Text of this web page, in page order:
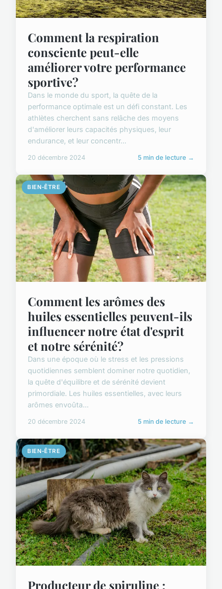
Comment la respiration
consciente peut-elle
améliorer votre performance
sportive?
Dans le monde du sport, la quête de la
performance optimale est un défi constant. Les
athlètes cherchent sans relâche des moyens
d'améliorer leurs capacités physiques, leur
endurance, et leur concentr...
20 décembre 2024 5 min de lecture →
BIEN-ÊTRE
Comment les arômes des
huiles essentielles peuvent-ils
influencer notre état d'esprit
et notre sérénité?
Dans une époque où le stress et les pressions
quotidiennes semblent dominer notre quotidien,
la quête d'équilibre et de sérénité devient
primordiale. Les huiles essentielles, avec leurs
arômes envoûta...
20 décembre 2024 5 min de lecture →
BIEN-ÊTRE
Producteur de spiruline :